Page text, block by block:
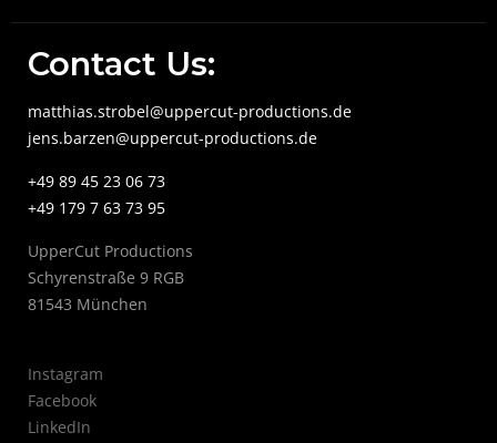
Contact Us:
matthias.strobel@uppercut-productions.de
jens.barzen@uppercut-productions.de
+49 89 45 23 06 73
+49 179 7 63 73 95
UpperCut Productions
Schyrenstraße 9 RGB
81543 München
Instagram
Facebook
LinkedIn